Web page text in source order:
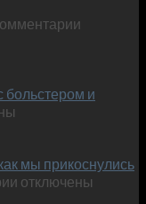
KeyOne
больстером и
мы прикоснулись
котключены